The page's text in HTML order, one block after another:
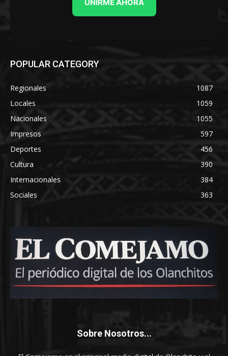
UNIRME AHORA
POPULAR CATEGORY
Regionales
1087
Locales
1059
Nacionales
1055
Impresos
597
Deportes
456
Cultura
390
Internacionales
384
Sociales
363
Sobre Nosotros...